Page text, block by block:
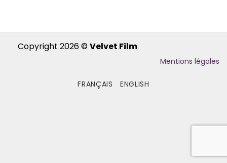
Copyright 2026 © Velvet Film
Mentions légales
FRANÇAIS ENGLISH